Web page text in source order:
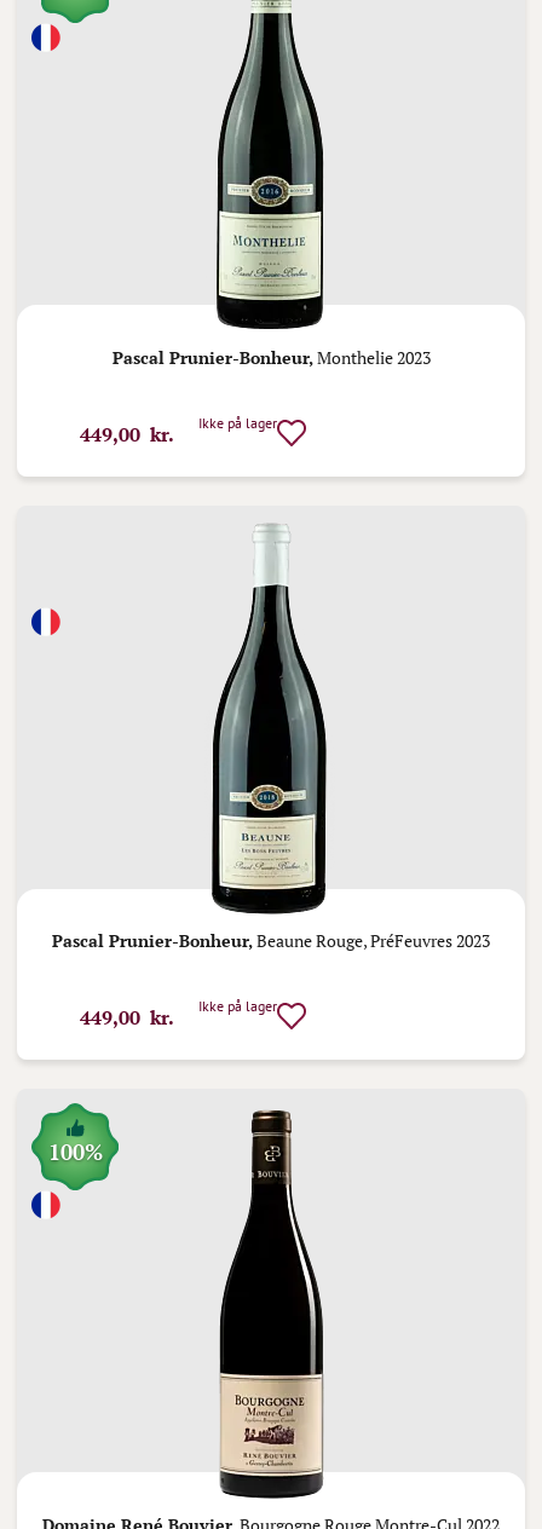
Pascal Prunier-Bonheur, Monthelie 2023
449,00 kr. Ikke på lager
Pascal Prunier-Bonheur,Beaune Rouge, PréFeuvres 2023
449,00 kr. Ikke på lager
100%
Domaine René Bouvier, Bourgogne Rouge Montre-Cul 2022